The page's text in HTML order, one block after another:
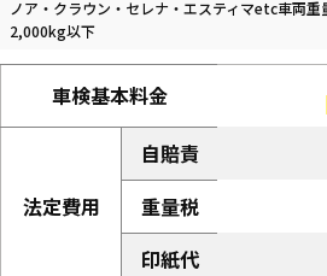
ノア・クラウン・セレナ・エスティマetc車両重
2,000kg以下
車検基本料金
法定費用
自賠責
重量税
印紙代